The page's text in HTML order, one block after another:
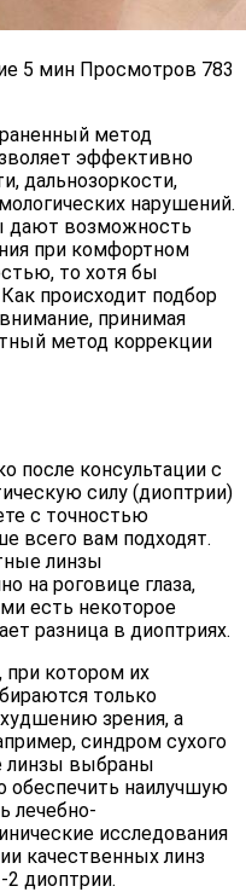
5 мин Просмотров 783
метод
эффективно
дальнозоркости,
нарушений.
дают возможность
при комфортном
то хотя бы
происходит подбор
принимая
метод коррекции
после консультации с
силу (диоптрии)
с точностью
всего вам подходят.
линзы
на роговице глаза,
есть некоторое
разница в диоптриях.
при котором их
только
зрения, а
синдром сухого
линзы выбраны
обеспечить наилучшую
лечебно-
исследования
качественных линз
диоптрии.